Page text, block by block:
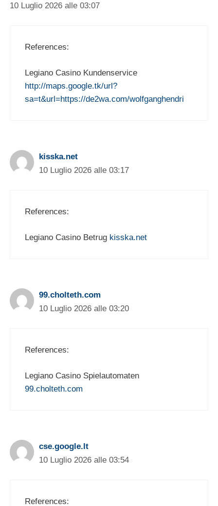
10 Luglio 2026 alle 03:07
References:
Legiano Casino Kundenservice
http://maps.google.tk/url?
sa=t&url=https://de2wa.com/wolfganghendri
kisska.net
10 Luglio 2026 alle 03:17
References:
Legiano Casino Betrug kisska.net
99.cholteth.com
10 Luglio 2026 alle 03:20
References:
Legiano Casino Spielautomaten
99.cholteth.com
cse.google.lt
10 Luglio 2026 alle 03:54
References: